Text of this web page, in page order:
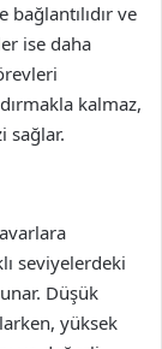
ve
ise daha
kalmaz,
sağlar.
seviyelerdeki
Düşük
yüksek